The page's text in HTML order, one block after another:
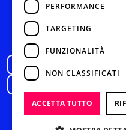
PIVA 05866260481,
Share Capital:
PERFORMANCE
TARGETING
FUNZIONALITÀ
NON CLASSIFICATI
ACCETTA TUTTO